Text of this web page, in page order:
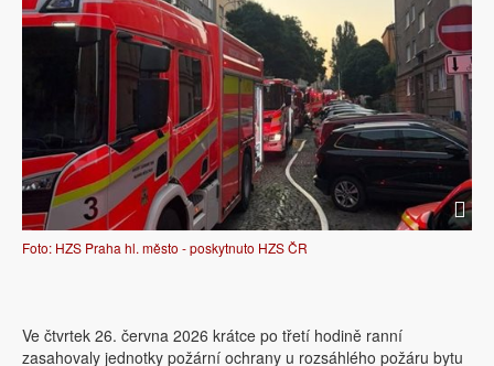
Foto: HZS Praha hl. město - poskytnuto HZS ČR
Ve čtvrtek 26. června 2026 krátce po třetí hodině ranní
zasahovaly jednotky požární ochrany u rozsáhlého požáru bytu